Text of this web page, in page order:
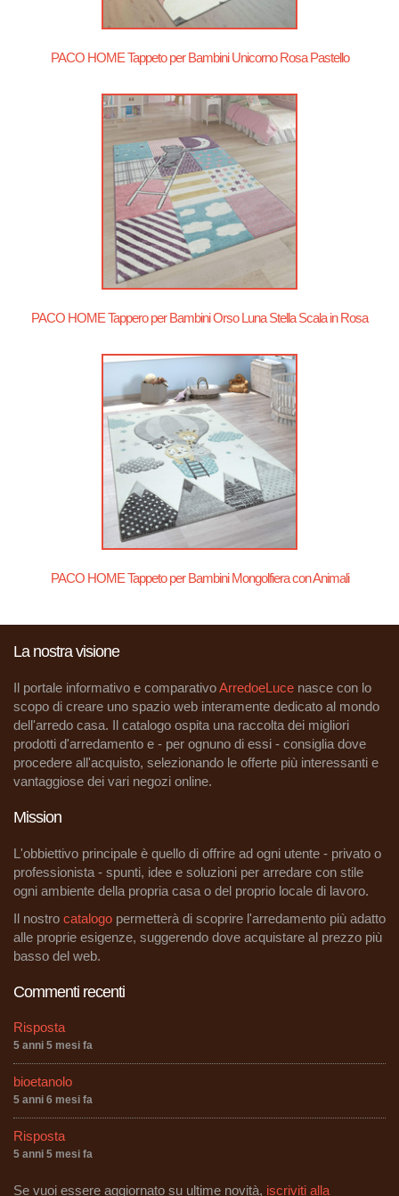
PACO HOME Tappeto per Bambini Unicorno Rosa Pastello
PACO HOME Tappero per Bambini Orso Luna Stella Scala in Rosa
PACO HOME Tappeto per Bambini Mongolfiera con Animali
La nostra visione
Il portale informativo e comparativoArredoeLuce nasce con lo
scopo di creare uno spazio web interamente dedicato al mondo
dell'arredo casa. Il catalogo ospita una raccolta dei migliori
prodotti d'arredamento e - per ognuno di essi - consiglia dove
procedere all'acquisto, selezionando le offerte più interessanti e
vantaggiose dei vari negozi online.
Mission
L'obbiettivo principale è quello di offrire ad ogni utente - privato o
professionista - spunti, idee e soluzioni per arredare con stile
ogni ambiente della propria casa o del proprio locale di lavoro.
Il nostro catalogo permetterà di scoprire l'arredamento più adatto
alle proprie esigenze, suggerendo dove acquistare al prezzo più
basso del web.
Commenti recenti
Risposta
5 anni 5 mesi fa
bioetanolo
5 anni 6 mesi fa
Risposta
5 anni 5 mesi fa
Se vuoi essere aggiornato su ultime novità, iscriviti alla